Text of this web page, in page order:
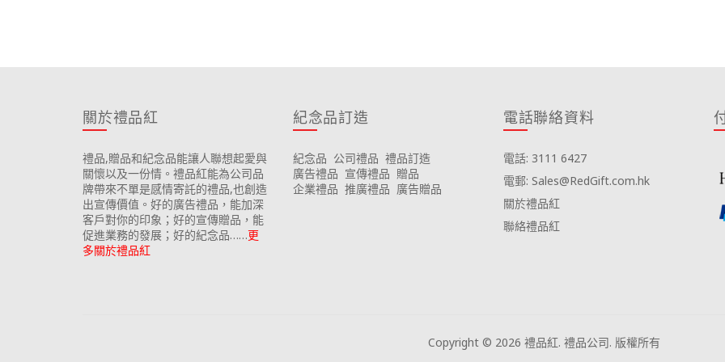
關於禮品紅
禮品,贈品和紀念品能讓人聯想起愛與
關懷以及一份情。禮品紅能為公司品
牌帶來不單是感情寄託的禮品,也創造
出宣傳價值。好的廣告禮品，能加深
客戶對你的印象；好的宣傳贈品，能
促進業務的發展；好的紀念品……更
多關於禮品紅
紀念品訂造
紀念品 公司禮品 禮品訂造
廣告禮品 宣傳禮品 贈品
企業禮品 推廣禮品 廣告贈品
電話聯絡資料
電話: 3111 6427
電郵: Sales@RedGift.com.hk
關於禮品紅
聯絡禮品紅
Copyright © 2026 禮品紅. 禮品公司. 版權所有